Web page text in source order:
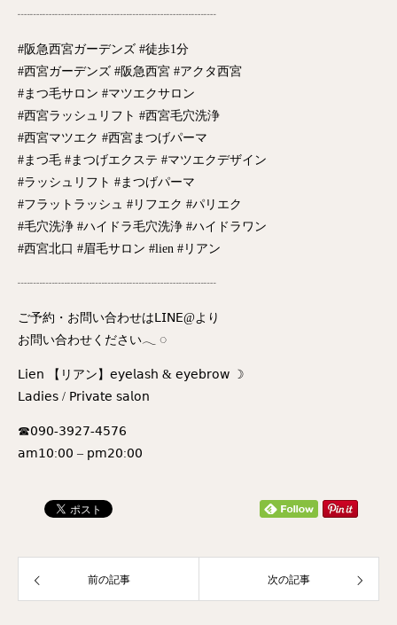
┈┈┈┈┈┈┈┈┈┈┈┈┈┈┈┈
#阪急西宮ガーデンズ #徒歩1分
#西宮ガーデンズ #阪急西宮 #アクタ西宮
#まつ毛サロン #マツエクサロン
#西宮ラッシュリフト #西宮毛穴洗浄
#西宮マツエク #西宮まつげパーマ
#まつ毛 #まつげエクステ #マツエクデザイン
#ラッシュリフト #まつげパーマ
#フラットラッシュ #リフエク #パリエク
#毛穴洗浄 #ハイドラ毛穴洗浄 #ハイドラワン
#西宮北口 #眉毛サロン #lien #リアン
┈┈┈┈┈┈┈┈┈┈┈┈┈┈┈┈
ご予約・お問い合わせは𝖫𝖨𝖭𝖤@より
お問い合わせください𓂃 ◌‬
𝖫𝗂𝖾𝗇 【リアン】𝖾𝗒𝖾𝗅𝖺𝗌𝗁 & 𝖾𝗒𝖾𝖻𝗋𝗈𝗐 ☽
𝖫𝖺𝖽𝗂𝖾𝗌 / 𝖯𝗋𝗂𝗏𝖺𝗍𝖾 𝗌𝖺𝗅𝗈𝗇
☎︎𝟢𝟫𝟢-𝟥𝟫𝟤𝟩-𝟦𝟧𝟩𝟨
𝖺𝗆𝟣𝟢:𝟢𝟢 – 𝗉𝗆𝟤𝟢:𝟢𝟢
前の記事 次の記事